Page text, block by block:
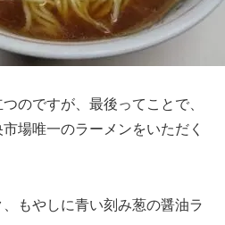
のですが、最後ってことで、
場唯一のラーメンをいただく
もやしに青い刻み葱の醤油ラ